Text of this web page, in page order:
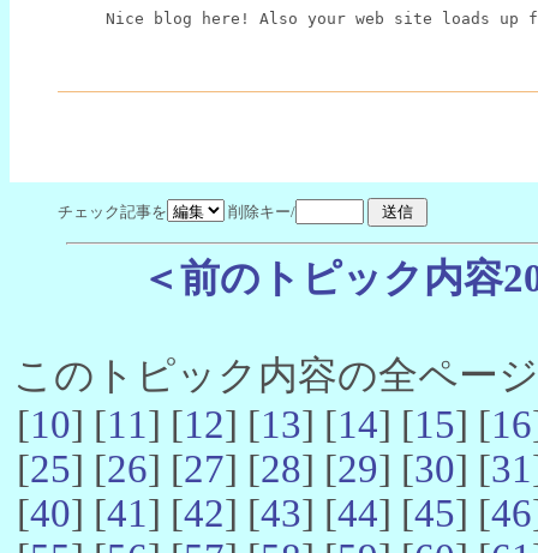
Nice blog here! Also your web site loads
チェック記事を 削除キー/
＜前のトピック内容
このトピック内容の全ペー
[10] [11] [12] [13] [14] [15] [16
[25] [26] [27] [28] [29] [30] [31
[40] [41] [42] [43] [44] [45] [46